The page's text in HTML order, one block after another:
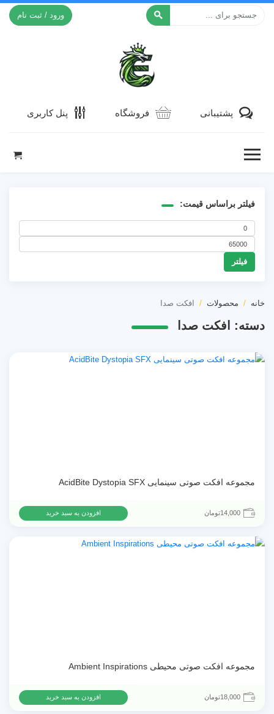
ورود / ثبت نام
پشتیبانی فروشگاه پنل کاربری
فیلتر براساس قیمت:
فیلتر
خانه محصولات افکت صدا
دسته: افکت صدا
مجموعه افکت صوتی سینمایی AcidBite Dystopia SFX
14,000تومان افزودن به سبد خرید
مجموعه افکت صوتی محیطی Ambient Inspirations
18,000تومان افزودن به سبد خرید